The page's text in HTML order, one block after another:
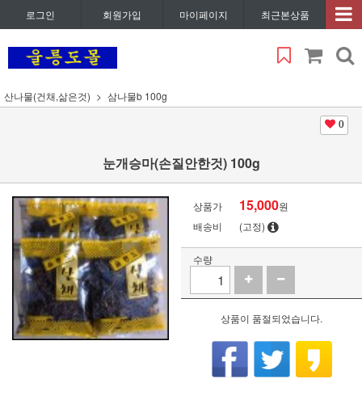
로그인 회원가입 마이페이지 최근본상품
산나물(건채,삶은것) 삼나물b 100g
0
눈개승마(손질안한것) 100g
상품가 15,000원
배송비
(고정)
수량
상품이 품절되었습니다.